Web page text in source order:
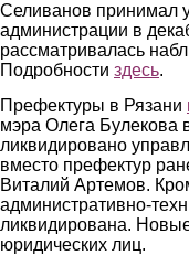
Селиванов принимал
администрации в
рассматривалась
Подробности здесь.
Префектуры в Рязани
мэра Олега Булекова
ликвидировано
вместо префектур
Виталий Артемов.
административно-
ликвидирована.
юридических лиц.